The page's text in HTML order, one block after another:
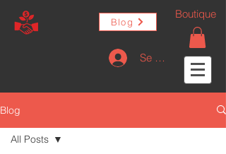
Blog
Se connecter
Boutique
Blog
All Posts